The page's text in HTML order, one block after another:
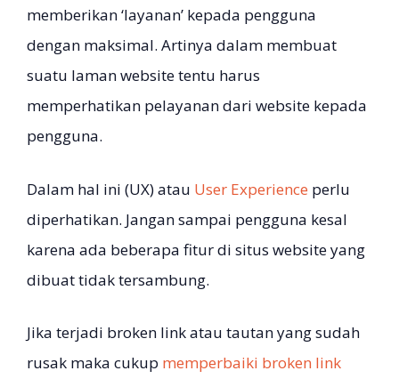
memberikan ‘layanan’ kepada pengguna
dengan maksimal. Artinya dalam membuat
suatu laman website tentu harus
memperhatikan pelayanan dari website kepada
pengguna.
Dalam hal ini (UX) atau User Experience perlu
diperhatikan. Jangan sampai pengguna kesal
karena ada beberapa fitur di situs website yang
dibuat tidak tersambung.
Jika terjadi broken link atau tautan yang sudah
rusak maka cukup memperbaiki broken link